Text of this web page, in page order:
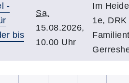
-
bis
Sa.
15.08.2026,
10.00 Uhr
Im
1e, DRK